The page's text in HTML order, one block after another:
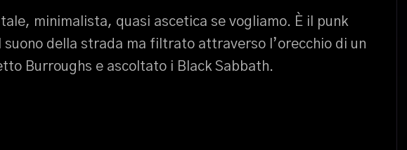
minimalista, quasi ascetica se vogliamo. È il punk
suono della strada ma filtrato attraverso l’orecchio di un
Burroughs e ascoltato i Black Sabbath.